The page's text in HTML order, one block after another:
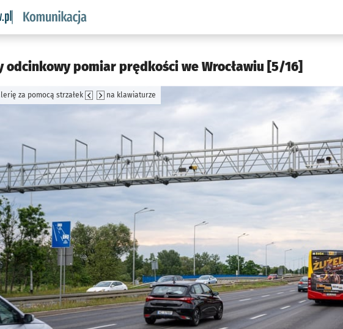
wroclaw.pl podserwis: Komunikacja
odcinkowy pomiar prędkości we Wrocławiu [5/16]
za pomocą strzałek na klawiaturze
zdjęcia.